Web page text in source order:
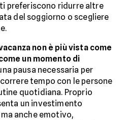
preferiscono ridurre altre
del soggiorno o scegliere
non è più vista come
un momento di
pausa necessaria per
tempo con le persone
quotidiana. Proprio
un investimento
anche emotivo,